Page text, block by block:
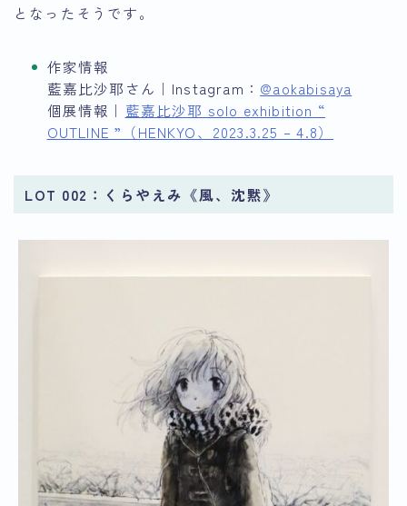
となったそうです。
作家情報
藍嘉比沙耶さん｜Instagram： @aokabisaya
個展情報｜ 藍嘉比沙耶 solo exhibition “
OUTLINE ”（HENKYO、2023.3.25 – 4.8）
LOT 002：くらやえみ《風、沈黙》